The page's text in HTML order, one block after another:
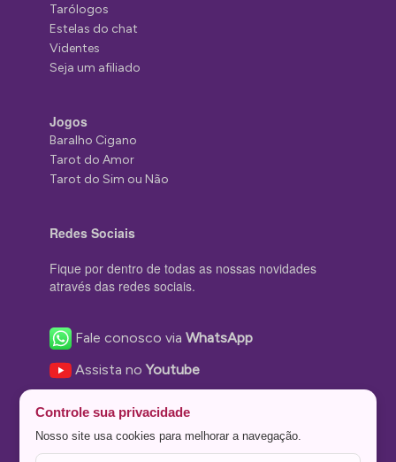
Tarólogos
Estelas do chat
Videntes
Seja um afiliado
Jogos
Baralho Cigano
Tarot do Amor
Tarot do Sim ou Não
Redes Sociais
Fique por dentro de todas as nossas novidades
através das redes sociais.
Fale conosco viaWhatsApp
Assista noYoutube
Nos siga no Instagram
Controle sua privacidade
Nosso site usa cookies para melhorar a navegação.